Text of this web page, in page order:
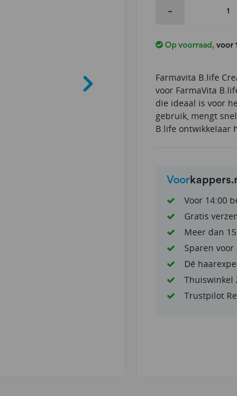
Op voorraad , voor
-
Farmavita B.life
voor FarmaVita
die ideaal is voor
gebruik, mengt
B.life ontwikkelaar
Voor
Voor 14:00
Gratis
Meer dan
Sparen
Dé
Thuiswinkel
Trustpilot